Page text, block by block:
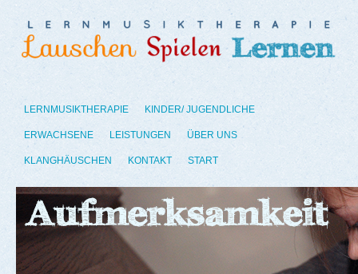
LERNMUSIKTHERAPIE KINDER/ JUGENDLICHE
ERWACHSENE LEISTUNGEN ÜBER UNS
KLANGHÄUSCHEN KONTAKT START